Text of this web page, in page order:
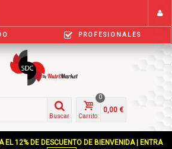
PROFESIONALES
Buscar Carrito:
0
0,00 €
EL 12% DE DESCUENTO DE BIENVENIDA | ENTRA